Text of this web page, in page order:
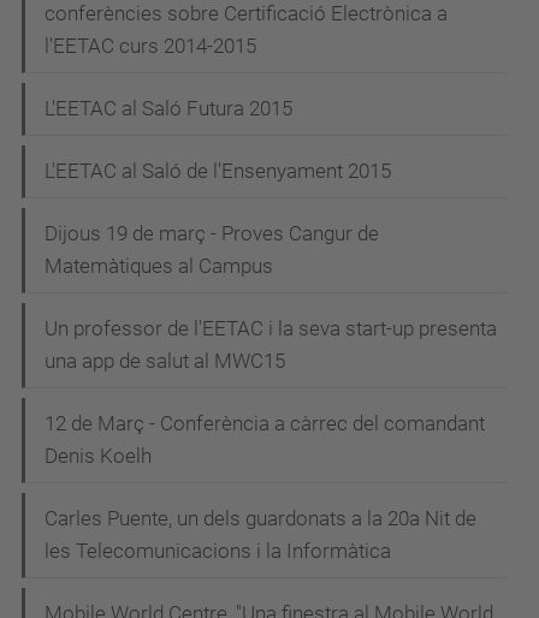
conferències sobre Certificació Electrònica a
l'EETAC curs 2014-2015
L'EETAC al Saló Futura 2015
L'EETAC al Saló de l'Ensenyament 2015
Dijous 19 de març - Proves Cangur de
Matemàtiques al Campus
Un professor de l'EETAC i la seva start-up presenta
una app de salut al MWC15
12 de Març - Conferència a càrrec del comandant
Denis Koelh
Carles Puente, un dels guardonats a la 20a Nit de
les Telecomunicacions i la Informàtica
Mobile World Centre, "Una finestra al Mobile World